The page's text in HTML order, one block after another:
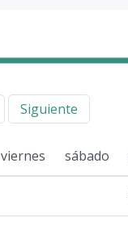
Siguiente
viernes sábado